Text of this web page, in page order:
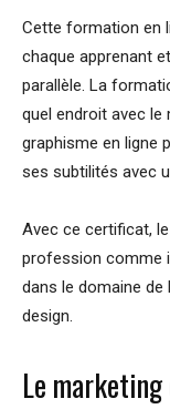
Cette formation en
chaque apprenant
parallèle. La
quel endroit avec le
graphisme en ligne
ses subtilités avec
Avec ce certificat,
profession comme
dans le domaine de
design.
Le